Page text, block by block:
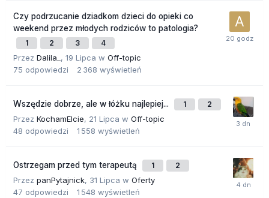
Czy podrzucanie dziadkom dzieci do opieki co
weekend przez młodych rodziców to patologia?
1 2 3 4
Przez Dalila_ , 19 Lipca w Off-topic
75 odpowiedzi 2 368 wyświetleń
Wszędzie dobrze, ale w łóżku najlepiej... 1 2
Przez KochamElcie, 21 Lipca w Off-topic
48 odpowiedzi 1 558 wyświetleń
Ostrzegam przed tym terapeutą 1 2
Przez panPytajnick, 31 Lipca w Oferty
47 odpowiedzi 1 548 wyświetleń